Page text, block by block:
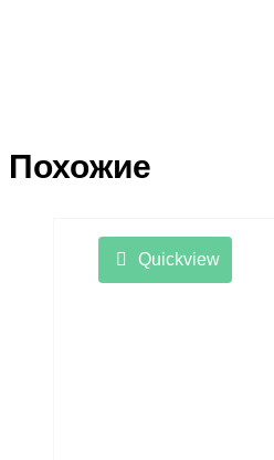
Похожие
Quickview